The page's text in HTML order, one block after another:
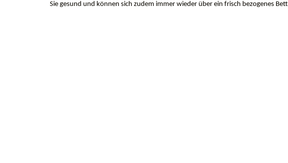
Sie gesund und können sich zudem immer wieder über ein frisch bezogenes Bett